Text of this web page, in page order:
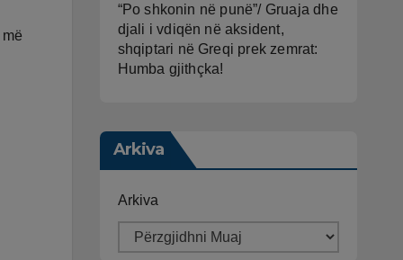
“Po shkonin në punë”/ Gruaja dhe
djali i vdiqën në aksident,
shqiptari në Greqi prek zemrat:
Humba gjithçka!
Arkiva
Arkiva